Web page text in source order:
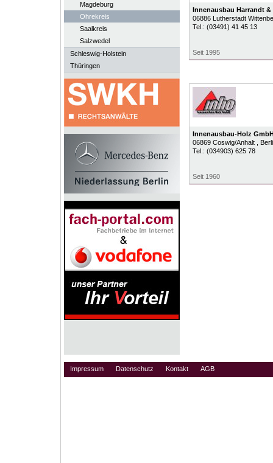
Magdeburg
Ohrekreis
Saalkreis
Salzwedel
Schleswig-Holstein
Thüringen
Innenausbau Harrandt &
06886 Lutherstadt
Tel.: (03491) 41 45 13
Seit 1995
Innenausbau-Holz
06869 Coswig/Anhalt
,
Tel.: (034903) 625 78
Seit 1960
Impressum Datenschutz Kontakt AGB